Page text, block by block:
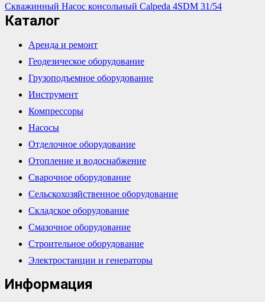
Скважинный Насос консольный Calpeda 4SDM 31/54
Каталог
Аренда и ремонт
Геодезическое оборудование
Грузоподъемное оборудование
Инструмент
Компрессоры
Насосы
Отделочное оборудование
Отопление и водоснабжение
Сварочное оборудование
Сельскохозяйственное оборудование
Складское оборудование
Смазочное оборудование
Строительное оборудование
Электростанции и генераторы
Информация